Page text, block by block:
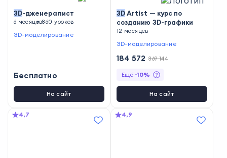
3D-дженералист
6 месяцев860 уроков
3D-моделирование
Бесплатно
На сайт
3DArtist — курс по
созданию 3D-графики
12 месяцев
3D-моделирование
184 572 369 144
Ещё -10%
На сайт
4,7 4,9